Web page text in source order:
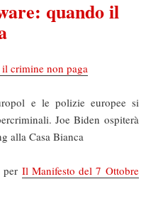
quando il
crimine non paga
e le polizie europee si
Joe Biden ospiterà
alla Casa Bianca
per Il Manifesto del 7 Ottobre